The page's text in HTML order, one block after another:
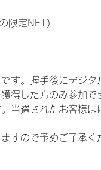
限定NFT)
す。握手後にデジ
得した方のみ参加
当選されたお客様
すので予めご了承く